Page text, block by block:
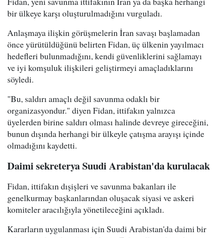
bir ülkeye karşı oluşturulmadığını vurguladı.
Anlaşmaya ilişkin görüşmelerin İran savaşı başlamadan
önce yürütüldüğünü belirten Fidan, üç ülkenin yayılmacı
hedefleri bulunmadığını, kendi güvenliklerini sağlamayı
ve iyi komşuluk ilişkileri geliştirmeyi amaçladıklarını
söyledi.
"Bu, saldırı amaçlı değil savunma odaklı bir
organizasyondur." diyen Fidan, ittifakın yalnızca
üyelerden birine saldırı olması halinde devreye gireceğini,
bunun dışında herhangi bir ülkeyle çatışma arayışı içinde
olmadığını kaydetti.
Daimi sekreterya Suudi Arabistan'da kurulacak
Fidan, ittifakın dışişleri ve savunma bakanları ile
genelkurmay başkanlarından oluşacak siyasi ve askeri
komiteler aracılığıyla yönetileceğini açıkladı.
Kararların uygulanması için Suudi Arabistan'da daimi bir